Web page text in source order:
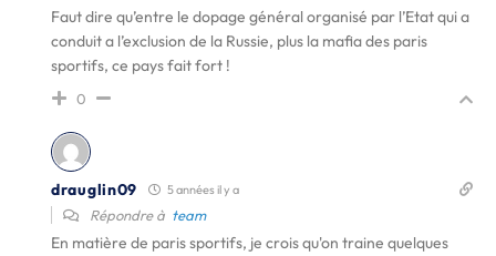
Faut dire qu’entre le dopage général organisé par l’Etat qui a
conduit a l’exclusion de la Russie, plus la mafia des paris
sportifs, ce pays fait fort !
0
drauglin09 5 années il y a
Répondre à team
En matière de paris sportifs, je crois qu'on traine quelques